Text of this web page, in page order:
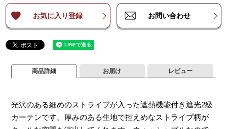
お気に入り登録 お問い合わせ
商品詳細
光沢のある細めのストライプが入った遮熱機能付き遮光2級
カーテンです。厚みのある生地で控えめなストライプ柄が
お届け レビュー